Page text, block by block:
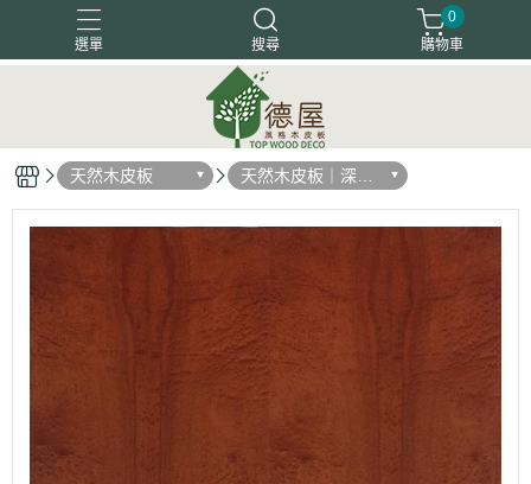
選單 搜尋
木箔藝術
0
購物車
天然木皮板
天然木皮板｜深色
系